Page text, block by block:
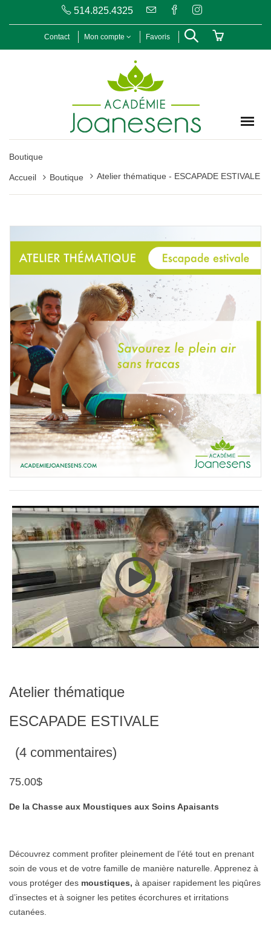
514.825.4325
Contact Mon compte Favoris
Boutique
Accueil Boutique Atelier thématique - ESCAPADE ESTIVALE
Atelier thématique
ESCAPADE ESTIVALE
(4 commentaires)
75.00$
De la Chasse aux Moustiques aux Soins Apaisants
Découvrez comment profiter pleinement de l’été tout en prenant
soin de vous et de votre famille de manière naturelle. Apprenez à
vous protéger des moustiques, à apaiser rapidement les piqûres
d’insectes et à soigner les petites écorchures et irritations
cutanées.